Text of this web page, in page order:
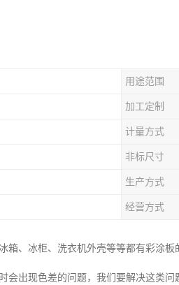
用途范围
加工定制
计量方式
非标尺寸
生产方式
经营方式
箱、冰柜、洗衣机外壳等等都有彩涂
出现色差的问题，我们要解决这类问